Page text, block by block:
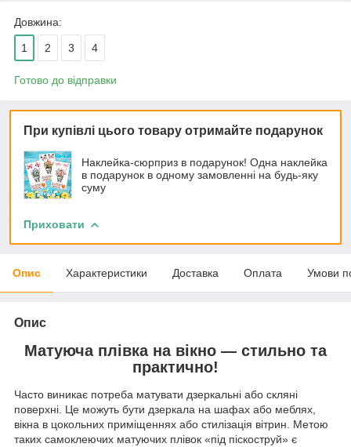
Довжина:
1 2 3 4
Готово до відправки
При купівлі цього товару отримайте подарунок
Наклейка-сюрприз в подарунок! Одна наклейка
в подарунок в одному замовленні на будь-яку
суму
Приховати
Опис Характеристики Доставка Оплата Умови
Опис
Матуюча плівка на вікно — стильно та
практично!
Часто виникає потреба матувати дзеркальні або скляні
поверхні. Це можуть бути дзеркала на шафах або меблях,
вікна в цокольних приміщеннях або стилізація вітрин. Метою
таких самоклеючих матуючих плівок «під піскоструй» є